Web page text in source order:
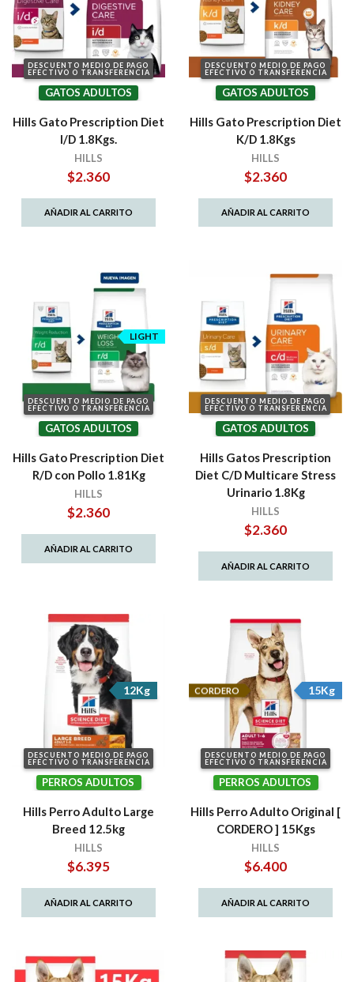
DESCUENTO MEDIO DE PAGO
EFECTIVO O TRANSFERENCIA
GATOS ADULTOS
Hills Gato Prescription Diet
I/D 1.8Kgs.
HILLS
$2.360
AÑADIR AL CARRITO
DESCUENTO MEDIO DE PAGO
EFECTIVO O TRANSFERENCIA
GATOS ADULTOS
Hills Gato Prescription Diet
K/D 1.8Kgs
HILLS
$2.360
AÑADIR AL CARRITO
LIGHT
DESCUENTO MEDIO DE PAGO
EFECTIVO O TRANSFERENCIA
GATOS ADULTOS
Hills Gato Prescription Diet
R/D con Pollo 1.81Kg
HILLS
$2.360
AÑADIR AL CARRITO
DESCUENTO MEDIO DE PAGO
EFECTIVO O TRANSFERENCIA
GATOS ADULTOS
Hills Gatos Prescription
Diet C/D Multicare Stress
Urinario 1.8Kg
HILLS
$2.360
AÑADIR AL CARRITO
DESCUENTO MEDIO DE PAGO
EFECTIVO O TRANSFERENCIA
12Kg
PERROS ADULTOS
Hills Perro Adulto Large
Breed 12.5kg
HILLS
$6.395
AÑADIR AL CARRITO
DESCUENTO MEDIO DE PAGO
EFECTIVO O TRANSFERENCIA
CORDERO 15Kg
PERROS ADULTOS
Hills Perro Adulto Original [
CORDERO ] 15Kgs
HILLS
$6.400
AÑADIR AL CARRITO